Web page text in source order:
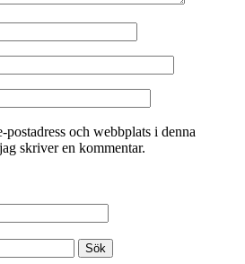
postadress och webbplats i denna
skriver en kommentar.